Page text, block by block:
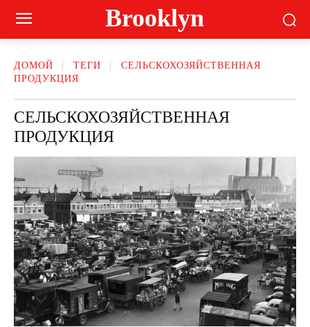
Brooklyn
ДОМОЙ ТЕГИ
СЕЛЬСКОХОЗЯЙСТВЕННАЯ
ПРОДУКЦИЯ
СЕЛЬСКОХОЗЯЙСТВЕННАЯ
ПРОДУКЦИЯ